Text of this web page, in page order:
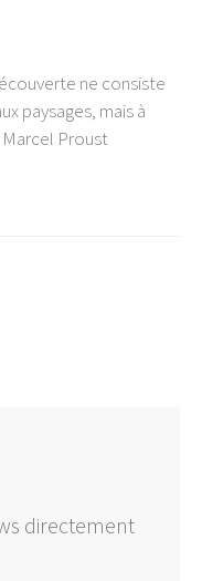
ne consiste
paysages, mais à
Marcel Proust
directement